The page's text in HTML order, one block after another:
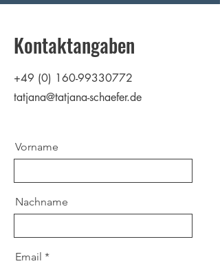
Kontaktangaben
+49 (0) 160-99330772
tatjana@tatjana-schaefer.de
Vorname
Nachname
Email